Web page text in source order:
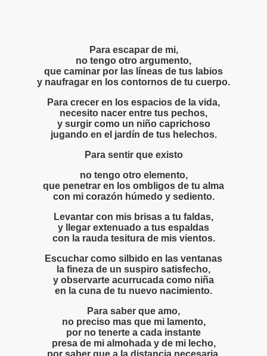
Para escapar de mi,
no tengo otro argumento,
que caminar por las líneas de tus labios
y naufragar en los contornos de tu cuerpo.
Para crecer en los espacios de la vida,
necesito nacer entre tus pechos,
y surgir como un niño caprichoso
jugando en el jardín de tus helechos.
Para sentir que existo
no tengo otro elemento,
que penetrar en los ombligos de tu alma
con mi corazón húmedo y sediento.
Levantar con mis brisas a tu faldas,
y llegar extenuado a tus espaldas
con la rauda tesitura de mis vientos.
Escuchar como silbido en las ventanas
la fineza de un suspiro satisfecho,
y observarte acurrucada como niña
en la cuna de tu nuevo nacimiento.
Para saber que amo,
no preciso mas que mi lamento,
por no tenerte a cada instante
presa de mi almohada y de mi lecho,
por saber que a la distancia necesaria,
:Silencios de Amor (Inocente Pecado)
Aldeas de los diablos"
:Mujer y Hembra
Una Mujer sola
:"Complejidad"
el Sol del Firmamento"
"NUESTRA GUERRA"
:"Amor de romero herido"
"Judas Negro"